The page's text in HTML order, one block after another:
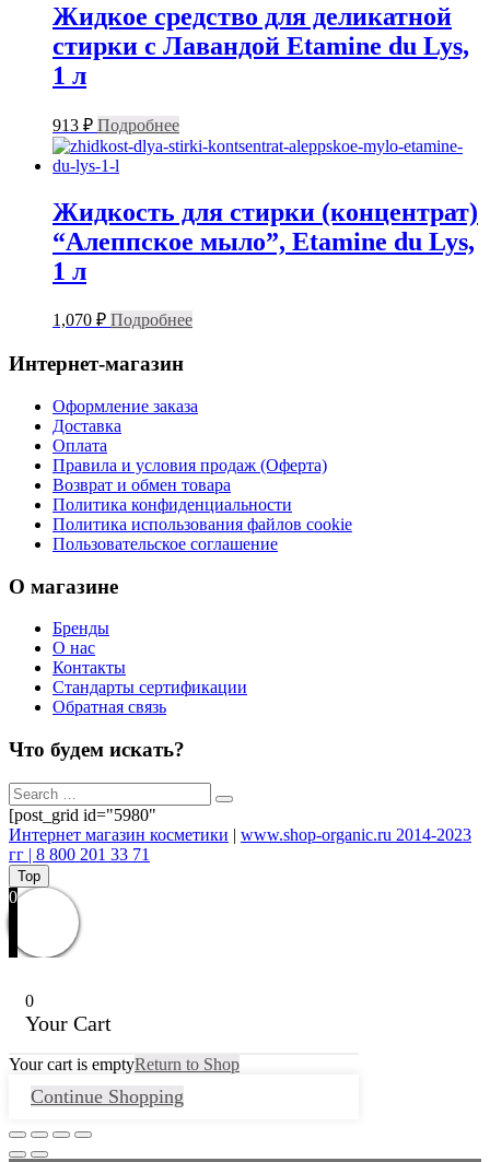
Жидкое средство для деликатной
стирки с Лавандой Etamine du Lys,
1 л
913 ₽ Подробнее
Жидкость для стирки (концентрат)
“Алеппское мыло”, Etamine du Lys,
1 л
1,070 ₽ Подробнее
Интернет-магазин
Оформление заказа
Доставка
Оплата
Правила и условия продаж (Оферта)
Возврат и обмен товара
Политика конфиденциальности
Политика использования файлов cookie
Пользовательское соглашение
О магазине
Бренды
О нас
Контакты
Стандарты сертификации
Обратная связь
Что будем искать?
[post_grid id="5980"
Интернет магазин косметики | www.shop-organic.ru 2014-2023
гг | 8 800 201 33 71
Top
0
0
Your Cart
Your cart is emptyReturn to Shop
Continue Shopping